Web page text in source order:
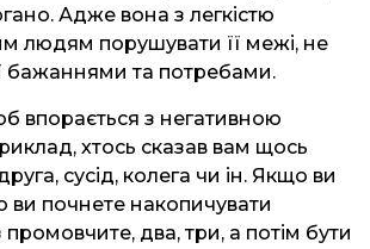
Адже вона з легкістю
людям порушувати її межі, не
бажаннями та потребами.
впорається з негативною
хтось сказав вам щось
сусід, колега чи ін. Якщо ви
ви почнете накопичувати
два, три, а потім бути